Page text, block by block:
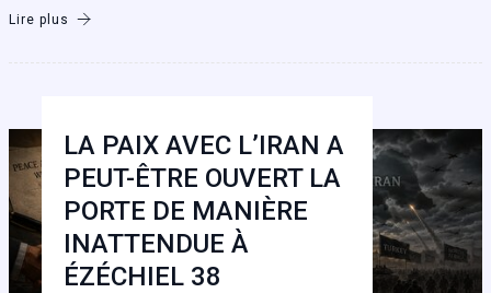
Lire plus
LA PAIX AVEC L’IRAN A
PEUT-ÊTRE OUVERT LA
PORTE DE MANIÈRE
INATTENDUE À
ÉZÉCHIEL 38